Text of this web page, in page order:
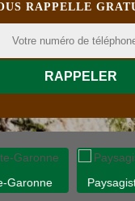
RAPPELLE
Garonne